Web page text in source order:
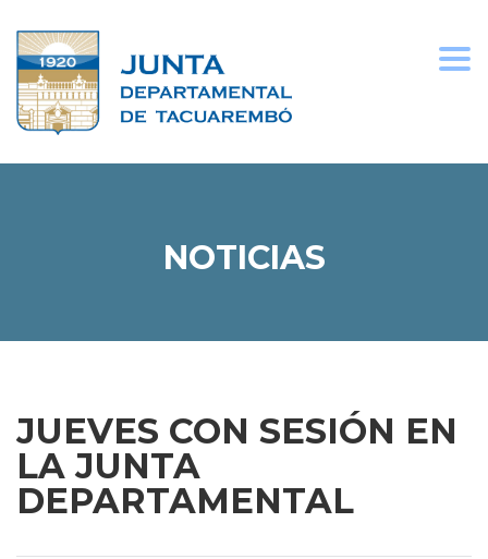
NOTICIAS
JUEVES CON SESIÓN EN
LA JUNTA
DEPARTAMENTAL